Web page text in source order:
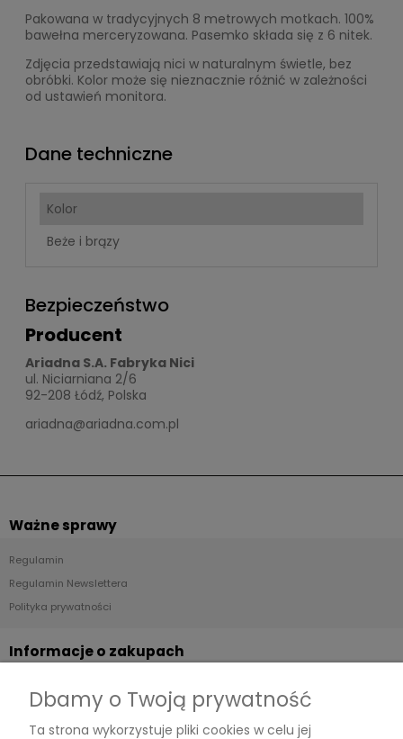
Pakowana w tradycyjnych 8 metrowych motkach. 100%
bawełna merceryzowana. Pasemko składa się z 6 nitek.
Zdjęcia przedstawiają nici w naturalnym świetle, bez
obróbki. Kolor może się nieznacznie różnić w zależności
od ustawień monitora.
Dane techniczne
Kolor
Beże i brązy
Bezpieczeństwo
Producent
Ariadna S.A. Fabryka Nici
ul. Niciarniana 2/6
92-208 Łódź, Polska
ariadna@ariadna.com.pl
Ważne sprawy
Regulamin
Regulamin Newslettera
Polityka prywatności
Informacje o zakupach
Płatności
Zwroty
Dbamy o Twoją prywatność
Ta strona wykorzystuje pliki cookies w celu jej